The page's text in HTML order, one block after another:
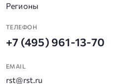
Регионы
ТЕЛЕФОН
+7 (495) 961-13-70
EMAIL
rst@rst.ru